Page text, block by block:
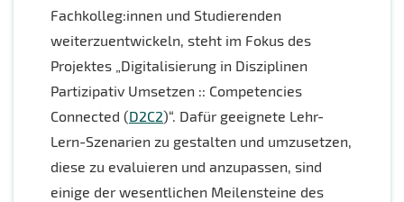
Fachkolleg:innen und Studierenden
weiterzuentwickeln, steht im Fokus des
Projektes „Digitalisierung in Disziplinen
Partizipativ Umsetzen :: Competencies
Connected (D2C2)“. Dafür geeignete Lehr-
Lern-Szenarien zu gestalten und umzusetzen,
diese zu evaluieren und anzupassen, sind
einige der wesentlichen Meilensteine des